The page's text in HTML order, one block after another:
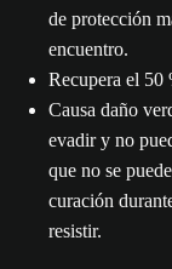
de protección
encuentro.
Recupera el 50
Causa daño
evadir y no
que no se
curación
resistir.